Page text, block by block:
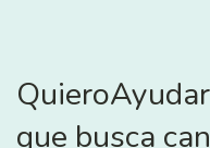
que busca